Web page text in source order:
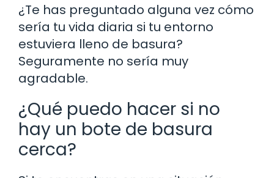
¿Te has preguntado alguna vez cómo
sería tu vida diaria si tu entorno
estuviera lleno de basura?
Seguramente no sería muy
agradable.
¿Qué puedo hacer si no
hay un bote de basura
cerca?